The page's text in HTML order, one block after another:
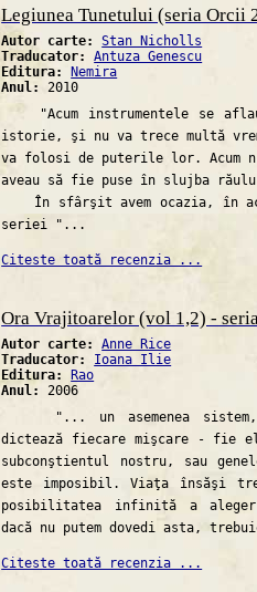
Legiunea Tunetului (seria Orcii
Autor carte:Stan Nicholls
Traducator:Antuza Genescu
Editura:
Nemira
Anul:2010
"Acum instrumentele se
istorie, şi nu va trece multă
va folosi de puterile lor. Acum
aveau să fie puse în slujba
În sfârşit avem ocazia, în
seriei "...
Citeste toată recenzia ...
Ora Vrajitoarelor (vol 1,2) -
Autor carte:Anne Rice
Traducator: Ioana Ilie
Editura:
Rao
Anul:2006
"... un asemenea
dictează fiecare mişcare - fie
subconştientul nostru, sau
este imposibil. Viaţa însăşi
posibilitatea infinită a
dacă nu putem dovedi asta,
Citeste toată recenzia ...